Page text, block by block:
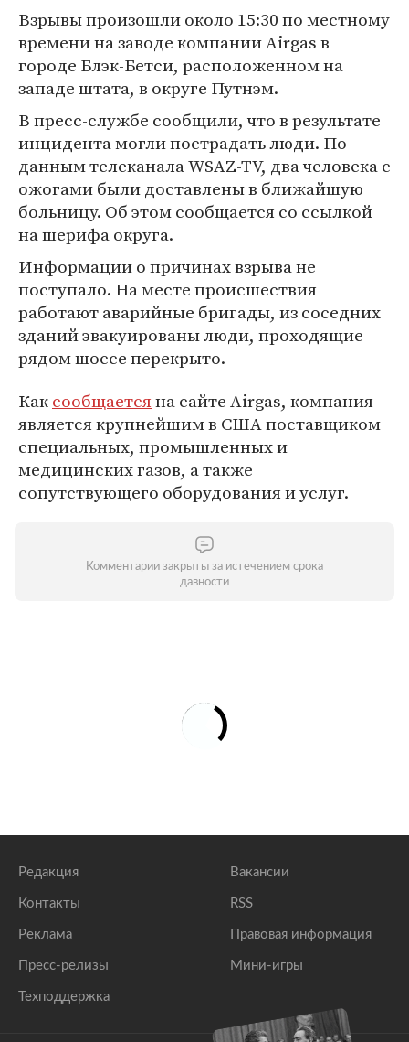
Взрывы произошли около 15:30 по местному
времени на заводе компании Airgas в
городе Блэк-Бетси, расположенном на
западе штата, в округе Путнэм.
В пресс-службе сообщили, что в результате
инцидента могли пострадать люди. По
данным телеканала WSAZ-TV, два человека с
ожогами были доставлены в ближайшую
больницу. Об этом сообщается со ссылкой
на шерифа округа.
Информации о причинах взрыва не
поступало. На месте происшествия
работают аварийные бригады, из соседних
зданий эвакуированы люди, проходящие
рядом шоссе перекрыто.
Каксообщаетсяна сайте Airgas, компания
является крупнейшим в США поставщиком
специальных, промышленных и
медицинских газов, а также
сопутствующего оборудования и услуг.
Комментарии закрыты за истечением срока
давности
Редакция
Контакты
Реклама
Пресс-релизы
Техподдержка
Вакансии
RSS
Правовая информация
Мини-игры